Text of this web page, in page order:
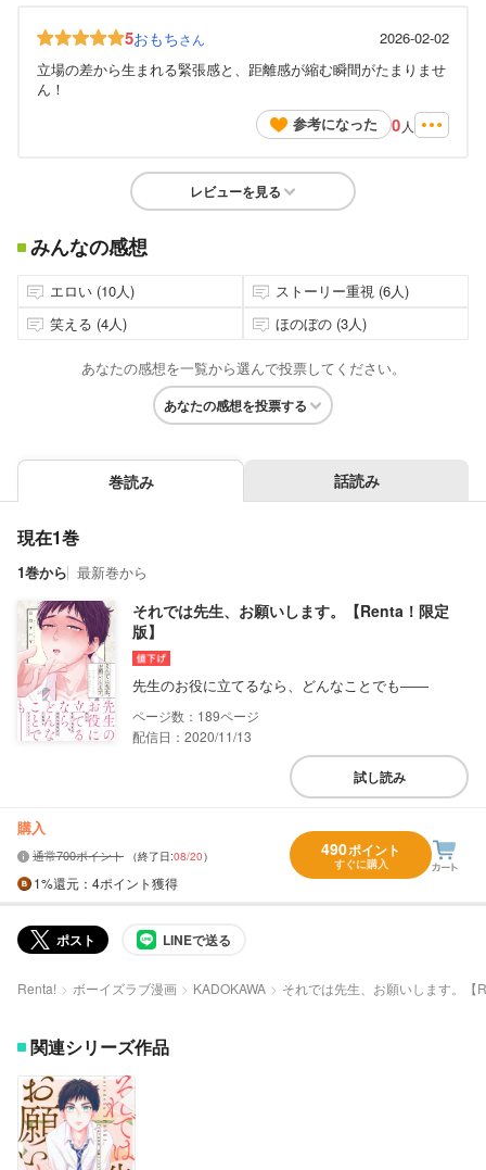
5おもちさん
2026-02-02
立場の差から生まれる緊張感と、距離感が縮む瞬間がたまりませ
ん！
参考になった
0 人
レビューを見る
みんなの感想
エロい (10人)
ストーリー重視 (6人)
笑える (4人)
ほのぼの (3人)
あなたの感想を一覧から選んで投票してください。
あなたの感想を投票する
巻読み 話読み
現在1巻
1巻から 最新巻から
それでは先生、お願いします。【Renta！限定
版】
先生のお役に立てるなら、どんなことでも――
189
配信日：2020/11/13
試し読み
購入
通常700ポイント （終了日:08/20）
1%還元 ：4ポイント獲得
490ポイント
すぐに購入
ポスト LINEで送る
Renta! ボーイズラブ漫画 KADOKAWA それでは先生、お願いします。【
関連シリーズ作品